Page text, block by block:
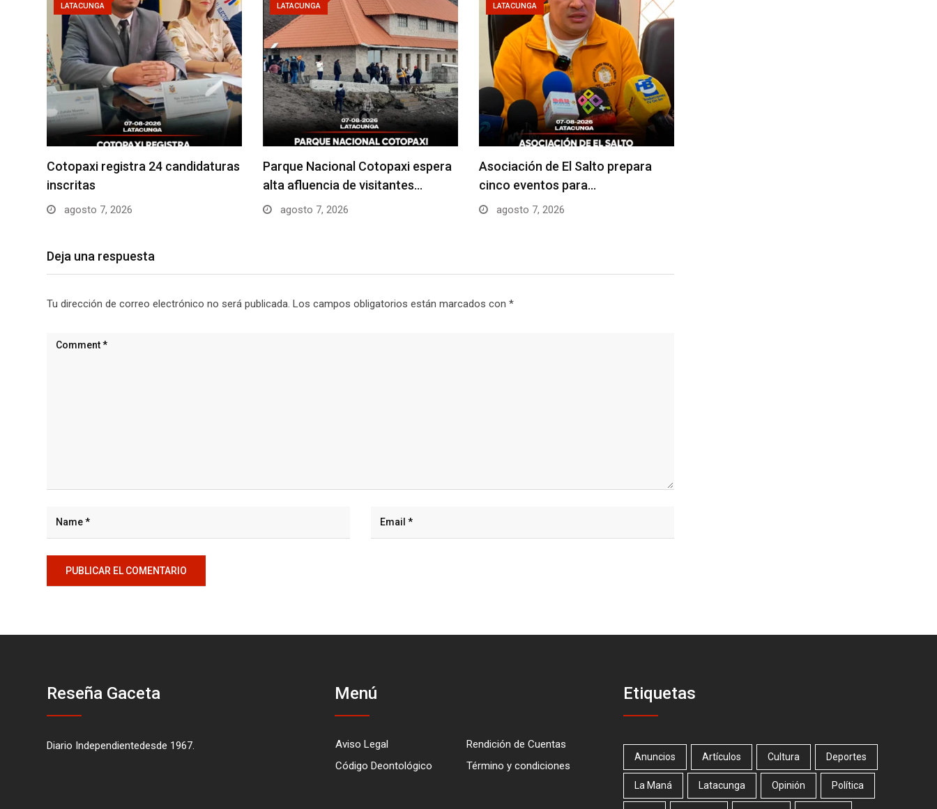
LATACUNGA
Cotopaxi registra 24 candidaturas
inscritas
agosto 7, 2026
LATACUNGA
Parque Nacional Cotopaxi espera
alta afluencia de visitantes…
agosto 7, 2026
LATACUNGA
Asociación de El Salto prepara
cinco eventos para…
agosto 7, 2026
Deja una respuesta
Tu dirección de correo electrónico no será publicada. Los campos obligatorios están marcados con *
Reseña Gaceta
Diario Independientedesde 1967.
Menú
Aviso Legal
Rendición de Cuentas
Código Deontológico
Término y condiciones
Etiquetas
Anuncios Artículos Cultura Deportes
La Maná Latacunga Opinión Política